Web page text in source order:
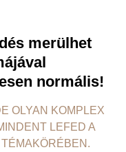
merülhet
normális!
OLYAN KOMPLEX
LEFED A